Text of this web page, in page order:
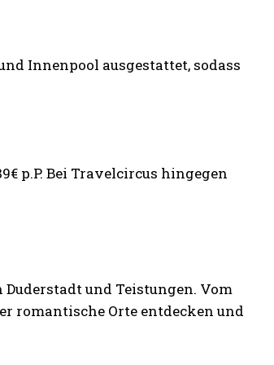
Innenpool ausgestattet, sodass
p.P. Bei Travelcircus hingegen
Duderstadt und Teistungen. Vom
romantische Orte entdecken und